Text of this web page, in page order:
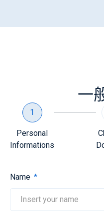
一
1
Personal
Informations
Name